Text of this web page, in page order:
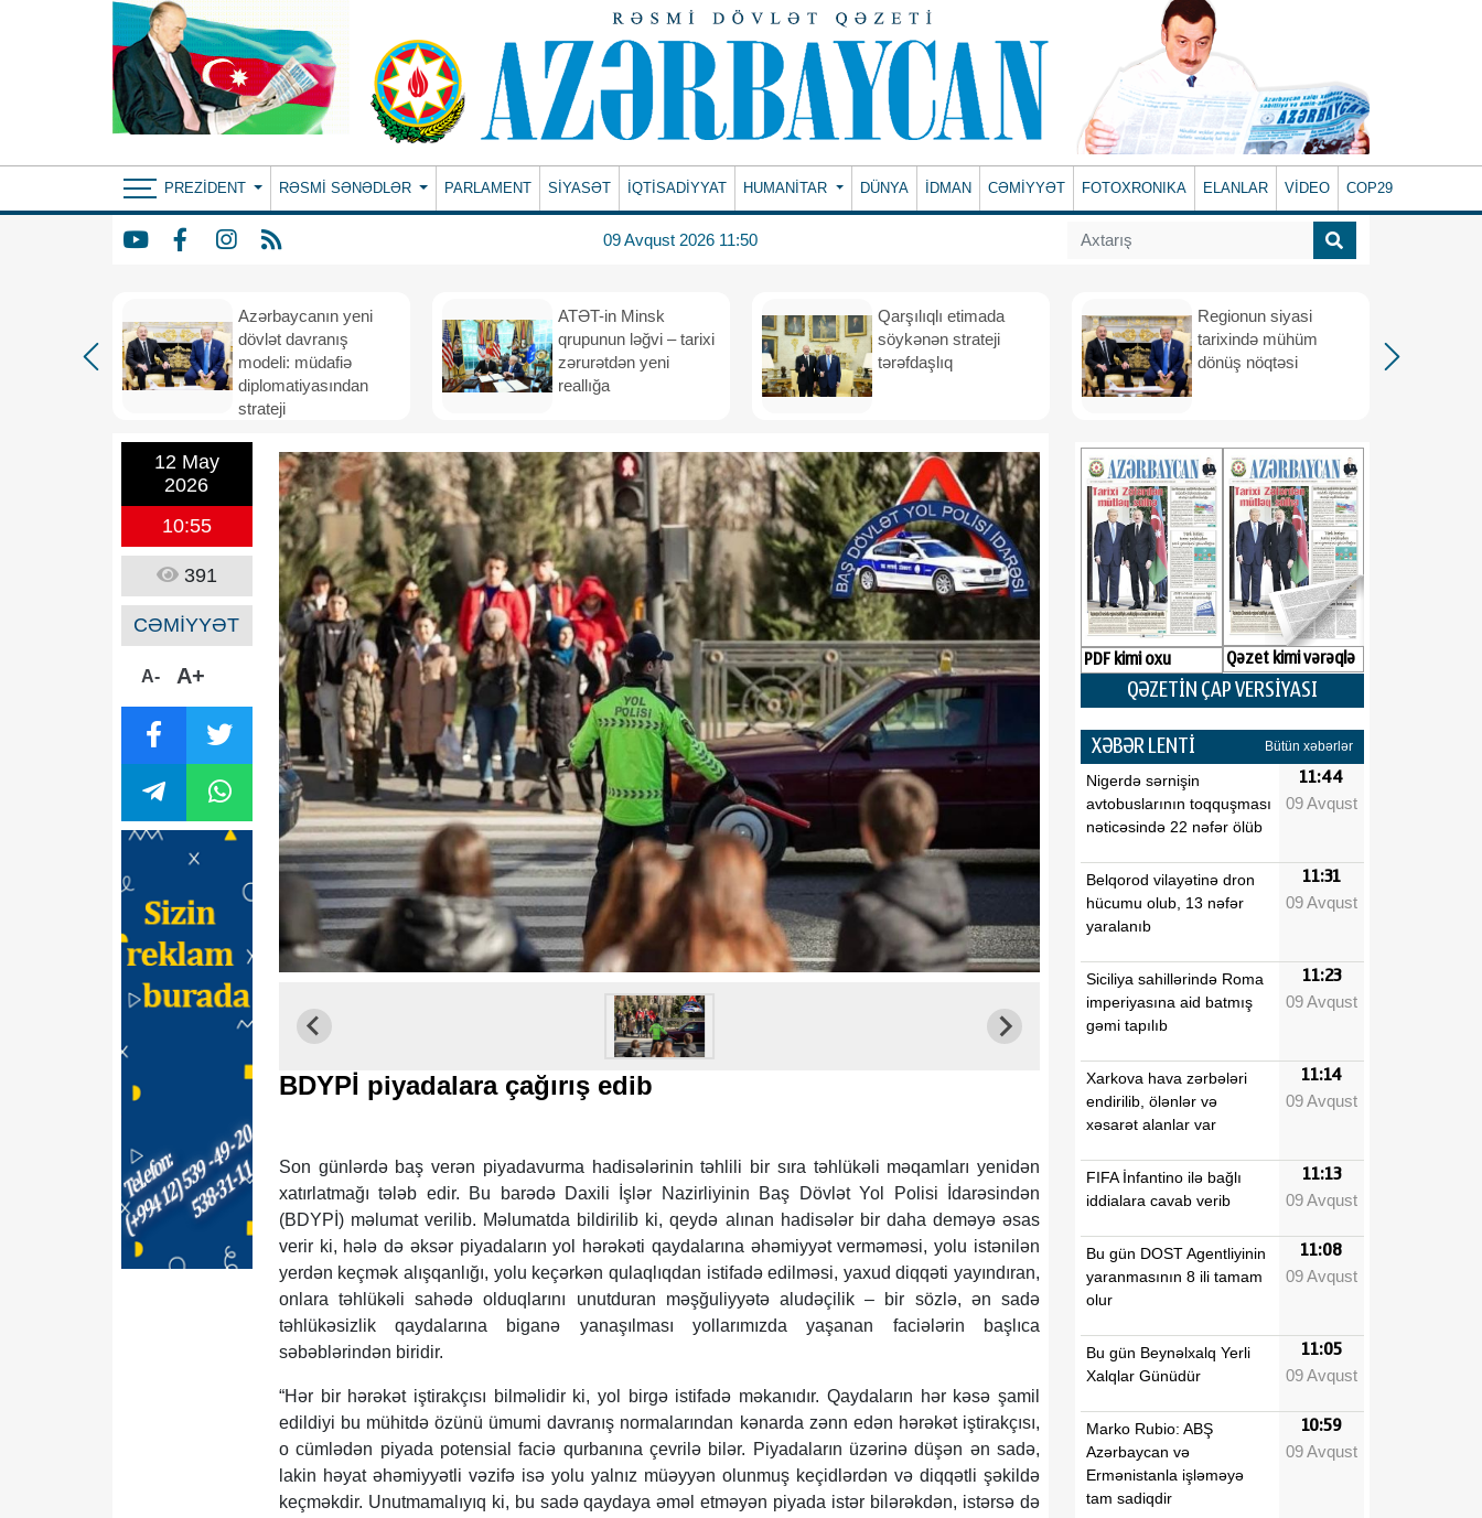
PREZIDENT RƏSMI SƏNƏDLƏR PARLAMENT SİYASƏT İQTİSADİYYAT HUMANITAR DÜNYA İDMAN CƏMİYYƏT FOTOXRONIKA ELANLAR VİDEO COP29
09 Avqust 2026 11:50
Azərbaycanın yeni
dövlət davranış
modeli: müdafiə
diplomatiyasından
strateji
ATƏT-in Minsk
qrupunun ləğvi – tarixi
zərurətdən yeni
reallığa
Qarşılıqlı etimada
söykənən strateji
tərəfdaşlıq
Regionun siyasi
tarixində mühüm
dönüş nöqtəsi
12 May
2026
10:55
391
CƏMİYYƏT
A- A+
BDYPİ piyadalara çağırış edib
Son günlərdə baş verən piyadavurma hadisələrinin təhlili bir sıra təhlükəli məqamları yenidən
xatırlatmağı tələb edir. Bu barədə Daxili İşlər Nazirliyinin Baş Dövlət Yol Polisi İdarəsindən
(BDYPİ) məlumat verilib. Məlumatda bildirilib ki, qeydə alınan hadisələr bir daha deməyə əsas
verir ki, hələ də əksər piyadaların yol hərəkəti qaydalarına əhəmiyyət verməməsi, yolu istənilən
yerdən keçmək alışqanlığı, yolu keçərkən qulaqlıqdan istifadə edilməsi, yaxud diqqəti yayındıran,
onlara təhlükəli sahədə olduqlarını unutduran məşğuliyyətə aludəçilik – bir sözlə, ən sadə
təhlükəsizlik qaydalarına biganə yanaşılması yollarımızda yaşanan faciələrin başlıca
səbəblərindən biridir.
“Hər bir hərəkət iştirakçısı bilməlidir ki, yol birgə istifadə məkanıdır. Qaydaların hər kəsə şamil
edildiyi bu mühitdə özünü ümumi davranış normalarından kənarda zənn edən hərəkət iştirakçısı,
o cümlədən piyada potensial faciə qurbanına çevrilə bilər. Piyadaların üzərinə düşən ən sadə,
lakin həyat əhəmiyyətli vəzifə isə yolu yalnız müəyyən olunmuş keçidlərdən və diqqətli şəkildə
keçməkdir. Unutmamalıyıq ki, bu sadə qaydaya əməl etməyən piyada istər bilərəkdən, istərsə də
PDF kimi oxu Qəzet kimi vərəqlə
QƏZETİN ÇAP VERSİYASI
XƏBƏR LENTİ Bütün xəbərlər
Nigerdə sərnişin
avtobuslarının toqquşması
nəticəsində 22 nəfər ölüb
11:44
09 Avqust
Belqorod vilayətinə dron
hücumu olub, 13 nəfər
yaralanıb
11:31
09 Avqust
Siciliya sahillərində Roma
imperiyasına aid batmış
gəmi tapılıb
11:23
09 Avqust
Xarkova hava zərbələri
endirilib, ölənlər və
xəsarət alanlar var
11:14
09 Avqust
FIFA İnfantino ilə bağlı
iddialara cavab verib
11:13
09 Avqust
Bu gün DOST Agentliyinin
yaranmasının 8 ili tamam
olur
11:08
09 Avqust
Bu gün Beynəlxalq Yerli
Xalqlar Günüdür
11:05
09 Avqust
Marko Rubio: ABŞ
Azərbaycan və
Ermənistanla işləməyə
tam sadiqdir
10:59
09 Avqust